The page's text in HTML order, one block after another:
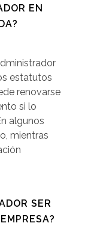
EN
estatutos
renovarse
si lo
algunos
mientras
SER